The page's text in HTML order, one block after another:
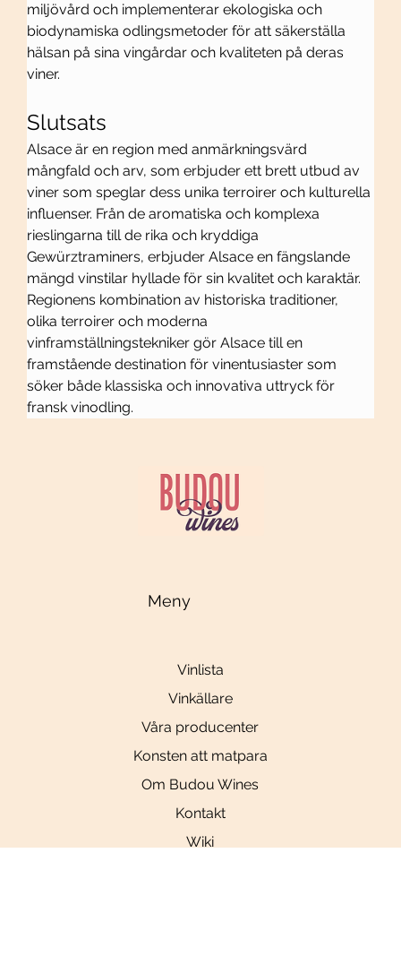
miljövård och implementerar ekologiska och
biodynamiska odlingsmetoder för att säkerställa
hälsan på sina vingårdar och kvaliteten på deras
viner.
Slutsats
Alsace är en region med anmärkningsvärd
mångfald och arv, som erbjuder ett brett utbud av
viner som speglar dess unika terroirer och kulturella
influenser. Från de aromatiska och komplexa
rieslingarna till de rika och kryddiga
Gewürztraminers, erbjuder Alsace en fängslande
mängd vinstilar hyllade för sin kvalitet och karaktär.
Regionens kombination av historiska traditioner,
olika terroirer och moderna
vinframställningstekniker gör Alsace till en
framstående destination för vinentusiaster som
söker både klassiska och innovativa uttryck för
fransk vinodling.
Vinlista
Vinkällare
Våra producenter
Konsten att matpara
Om Budou Wines
Kontakt
Wiki
Meny